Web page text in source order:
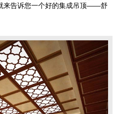
来告诉您一个好的集成吊顶——舒